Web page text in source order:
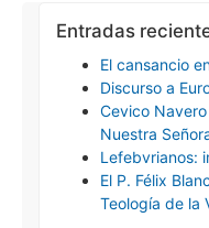
Entradas
El cansancio
Discurso a
Cevico
Nuestra
Lefebvrianos:
El P. Félix
Teología de la